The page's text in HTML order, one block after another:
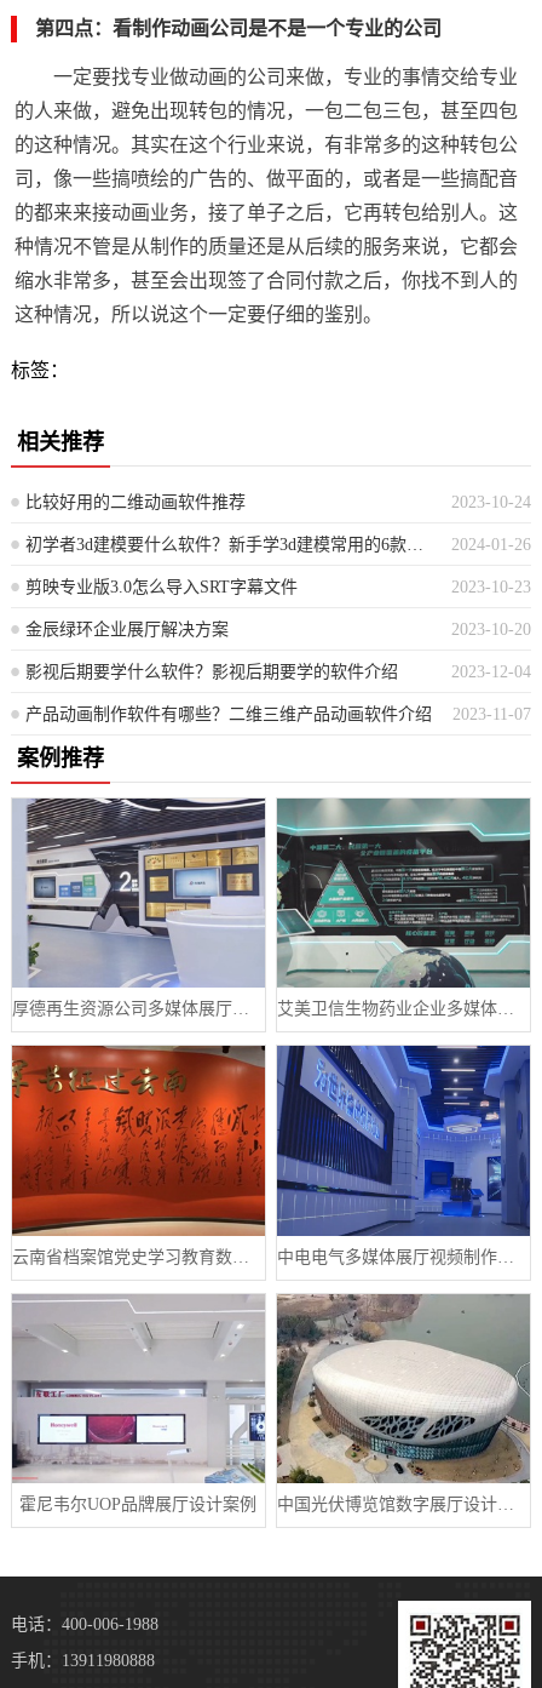
第四点：看制作动画公司是不是一个专业的公司
一定要找专业做动画的公司来做，专业的事情交给专业
的人来做，避免出现转包的情况，一包二包三包，甚至四包
的这种情况。其实在这个行业来说，有非常多的这种转包公
司，像一些搞喷绘的广告的、做平面的，或者是一些搞配音
的都来来接动画业务，接了单子之后，它再转包给别人。这
种情况不管是从制作的质量还是从后续的服务来说，它都会
缩水非常多，甚至会出现签了合同付款之后，你找不到人的
这种情况，所以说这个一定要仔细的鉴别。
标签：
相关推荐
2023-10-24
比较好用的二维动画软件推荐
2024-01-26
初学者3d建模要什么软件？新手学3d建模常用的6款软件介绍
2023-10-23
剪映专业版3.0怎么导入SRT字幕文件
2023-10-20
金辰绿环企业展厅解决方案
2023-12-04
影视后期要学什么软件？影视后期要学的软件介绍
2023-11-07
产品动画制作软件有哪些？二维三维产品动画软件介绍
案例推荐
厚德再生资源公司多媒体展厅设计案例 艾美卫信生物药业企业多媒体数字展厅案例
云南省档案馆党史学习教育数字展厅案例
霍尼韦尔UOP品牌展厅设计案例 中国光伏博览馆数字展厅设计案例
电话：400-006-1988
手机：13911980888